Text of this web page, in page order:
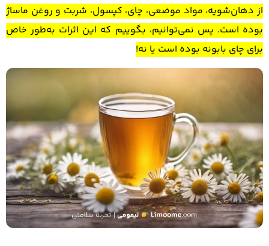
از دهان‌شویه، مواد موضعی، چای، کپسول، شربت و روغن ماساژ
بوده است. پس نمی‌توانیم، بگوییم که این اثرات به‌طور خاص
برای چای بابونه بوده است یا نه!